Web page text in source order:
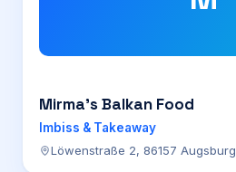
Mirma’s Balkan Food
Imbiss & Takeaway
Löwenstraße 2, 86157 Augsburg